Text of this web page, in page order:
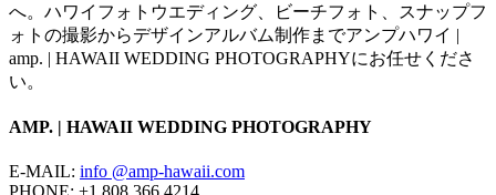
へ。ハワイフォトウエディング、ビーチフォト、スナップフ
ォトの撮影からデザインアルバム制作までアンプハワイ |
amp. | HAWAII WEDDING PHOTOGRAPHYにお任せくださ
い。
AMP. | HAWAII WEDDING PHOTOGRAPHY
E-MAIL: info @amp-hawaii.com
PHONE: +1.808.366.4214